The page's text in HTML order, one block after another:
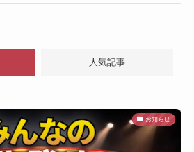
人気記事
お知らせ